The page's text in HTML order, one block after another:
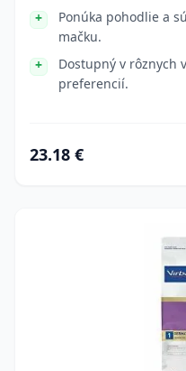
Ponúka pohodlie a
mačku.
Dostupný v rôznych
preferencií.
23.18 €